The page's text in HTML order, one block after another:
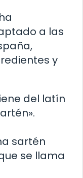
a las
y
del latín
sartén
se llama